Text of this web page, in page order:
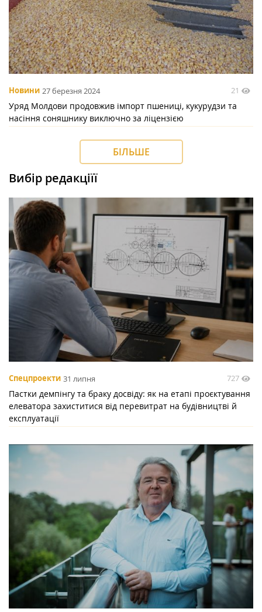
Новини 27 березня 2024 21
Уряд Молдови продовжив імпорт пшениці, кукурудзи та
насіння соняшнику виключно за ліцензією
БІЛЬШЕ
Вибір редакціїї
Спецпроекти 31 липня 727
Пастки демпінгу та браку досвіду: як на етапі проєктування
елеватора захиститися від перевитрат на будівництві й
експлуатації